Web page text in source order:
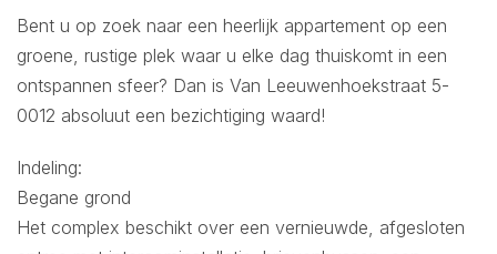
Bent u op zoek naar een heerlijk appartement op een
groene, rustige plek waar u elke dag thuiskomt in een
ontspannen sfeer? Dan is Van Leeuwenhoekstraat 5-
0012 absoluut een bezichtiging waard!
Indeling:
Begane grond
Het complex beschikt over een vernieuwde, afgesloten